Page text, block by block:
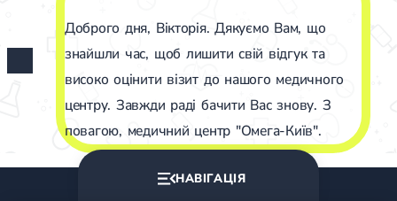
Доброго дня, Вікторія. Дякуємо Вам, що
знайшли час, щоб лишити свій відгук та
високо оцінити візит до нашого медичного
центру. Завжди раді бачити Вас знову. З
повагою, медичний центр "Омега-Київ".
НАВІГАЦІЯ